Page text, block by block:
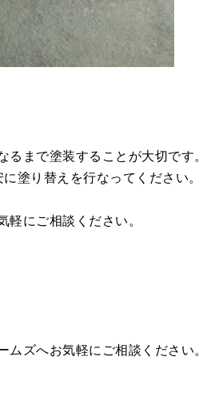
まで塗装することが大切です。
塗り替えを行なってください。
にご相談ください。
ズへお気軽にご相談ください。